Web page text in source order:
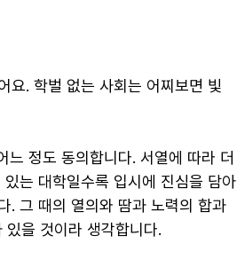
요. 학벌 없는 사회는 어찌보면 빛
정도 동의합니다. 서열에 따라 더
는 대학일수록 입시에 진심을 담아
. 그 때의 열의와 땀과 노력의 합과
을 것이라 생각합니다.